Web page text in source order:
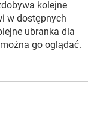
kolejne
w dostępnych
ubranka dla
go oglądać.